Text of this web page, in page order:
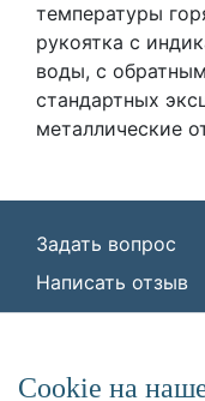
температуры
рукоятка с
воды, с
стандартных
металлические
Задать вопрос
Написать отзыв
Сookie на